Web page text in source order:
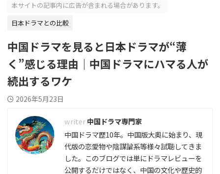
本サイトの記事内に広告が含まれる場合があります。
日本ドラマとの比較
中国ドラマを見ると日本ドラマが“薄
く”感じる理由｜中国ドラマにハマる人が
続出するワケ
2026年5月23日
中国ドラマ専門家
中国ドラマ歴10年。中国版大奥に始まり、現
代版の恋愛物や陰謀論系等様々試聴してきま
した。このブログでは単にドラマレビューを
公開するだけではなく、中国の文化や歴史的